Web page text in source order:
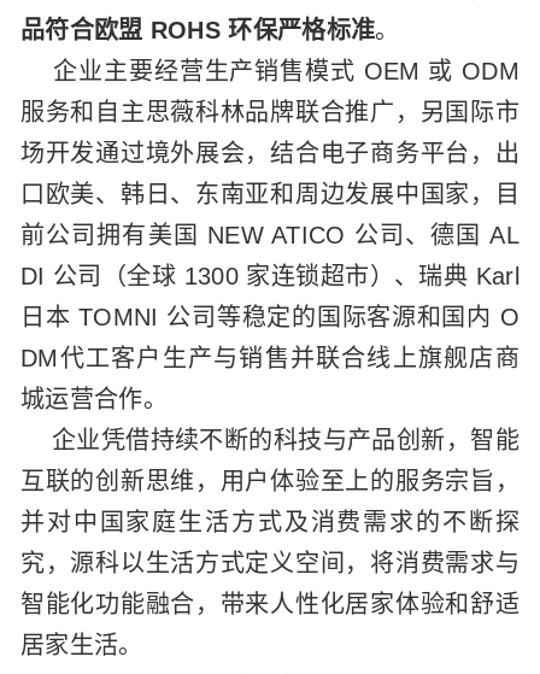
品符合欧盟 ROHS 环保严格标准。
企业主要经营生产销售模式 OEM 或 ODM
服务和自主思薇科林品牌联合推广，另国际市
场开发通过境外展会，结合电子商务平台，出
口欧美、韩日、东南亚和周边发展中国家，目
前公司拥有美国 NEW ATICO 公司、德国 AL
DI 公司（全球 1300 家连锁超市）、瑞典 Karl
日本 TOMNI 公司等稳定的国际客源和国内 O
DM代工客户生产与销售并联合线上旗舰店商
城运营合作。
企业凭借持续不断的科技与产品创新，智能
互联的创新思维，用户体验至上的服务宗旨，
并对中国家庭生活方式及消费需求的不断探
究，源科以生活方式定义空间，将消费需求与
智能化功能融合，带来人性化居家体验和舒适
居家生活。